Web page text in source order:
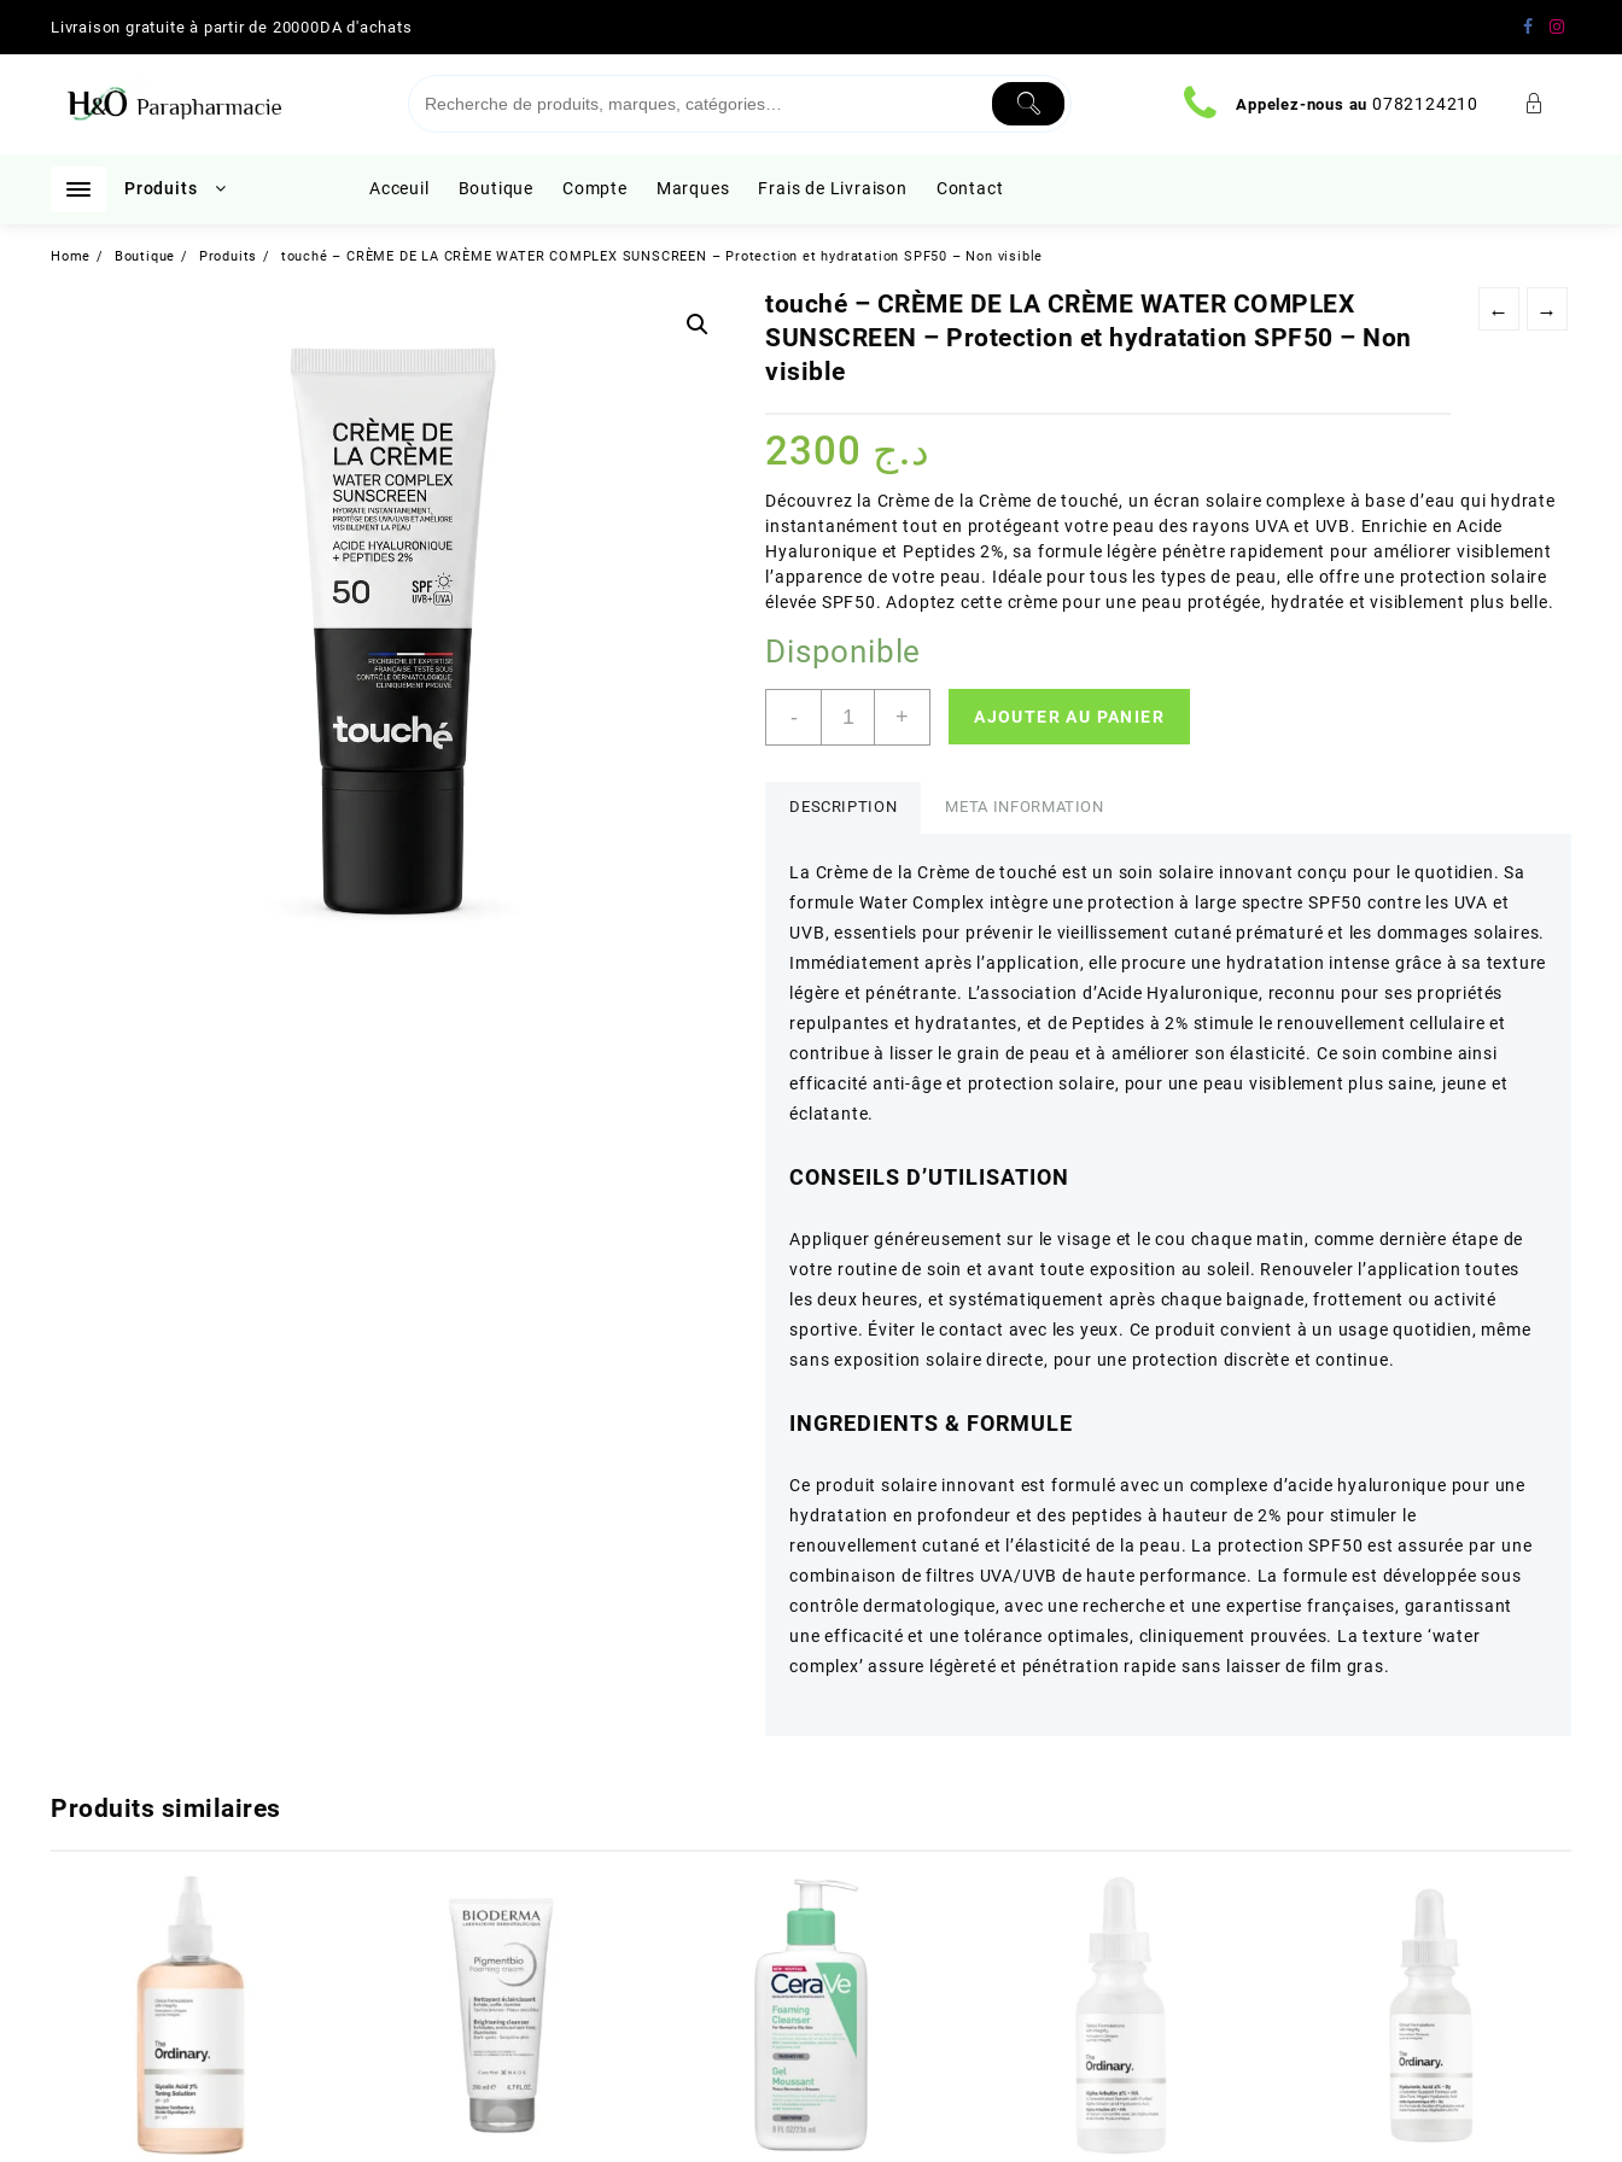
Livraison gratuite à partir de 20000DA d'achats
Appelez-nous au 0782124210
Produits Acceuil Boutique Compte Marques Frais de Livraison Contact
Home Boutique Produits touché – CRÈME DE LA CRÈME WATER COMPLEX SUNSCREEN – Protection et hydratation SPF50 – Non visible
← →
touché – CRÈME DE LA CRÈME WATER COMPLEX
SUNSCREEN – Protection et hydratation SPF50 – Non
visible
د.ج
Découvrez la Crème de la Crème de touché, un écran solaire complexe à base d’eau qui hydrate
instantanément tout en protégeant votre peau des rayons UVA et UVB. Enrichie en Acide
Hyaluronique et Peptides 2%, sa formule légère pénètre rapidement pour améliorer visiblement
l’apparence de votre peau. Idéale pour tous les types de peau, elle offre une protection solaire
élevée SPF50. Adoptez cette crème pour une peau protégée, hydratée et visiblement plus belle.
Disponible
-
touché
CRÈME
CRÈME
WATER
COMPLEX
SUNSCREEN
Protection
et
hydratation
SPF50
–
+ AJOUTER AU PANIER
DESCRIPTION META INFORMATION
La Crème de la Crème de touché est un soin solaire innovant conçu pour le quotidien. Sa
formule Water Complex intègre une protection à large spectre SPF50 contre les UVA et
UVB, essentiels pour prévenir le vieillissement cutané prématuré et les dommages solaires.
Immédiatement après l’application, elle procure une hydratation intense grâce à sa texture
légère et pénétrante. L’association d’Acide Hyaluronique, reconnu pour ses propriétés
repulpantes et hydratantes, et de Peptides à 2% stimule le renouvellement cellulaire et
contribue à lisser le grain de peau et à améliorer son élasticité. Ce soin combine ainsi
efficacité anti-âge et protection solaire, pour une peau visiblement plus saine, jeune et
éclatante.
CONSEILS D’UTILISATION
Appliquer généreusement sur le visage et le cou chaque matin, comme dernière étape de
votre routine de soin et avant toute exposition au soleil. Renouveler l’application toutes
les deux heures, et systématiquement après chaque baignade, frottement ou activité
sportive. Éviter le contact avec les yeux. Ce produit convient à un usage quotidien, même
sans exposition solaire directe, pour une protection discrète et continue.
INGREDIENTS & FORMULE
Ce produit solaire innovant est formulé avec un complexe d’acide hyaluronique pour une
hydratation en profondeur et des peptides à hauteur de 2% pour stimuler le
renouvellement cutané et l’élasticité de la peau. La protection SPF50 est assurée par une
combinaison de filtres UVA/UVB de haute performance. La formule est développée sous
contrôle dermatologique, avec une recherche et une expertise françaises, garantissant
une efficacité et une tolérance optimales, cliniquement prouvées. La texture ‘water
complex’ assure légèreté et pénétration rapide sans laisser de film gras.
Produits similaires